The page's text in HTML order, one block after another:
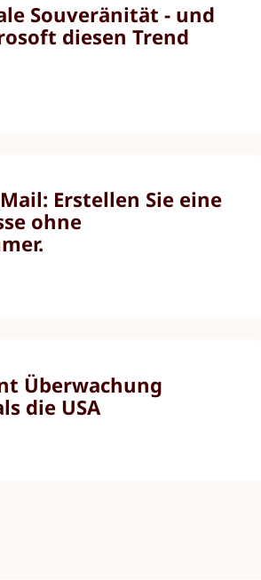
Souveränität - und
diesen Trend
Erstellen Sie eine
ohne
Überwachung
die USA